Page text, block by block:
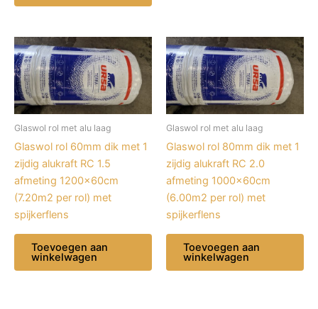
Glaswol rol met alu laag
Glaswol rol 60mm dik met 1
zijdig alukraft RC 1.5
afmeting 1200x60cm
(7.20m2 per rol) met
spijkerflens
Toevoegen aan
winkelwagen
Glaswol rol met alu laag
Glaswol rol 80mm dik met 1
zijdig alukraft RC 2.0
afmeting 1000x60cm
(6.00m2 per rol) met
spijkerflens
Toevoegen aan
winkelwagen